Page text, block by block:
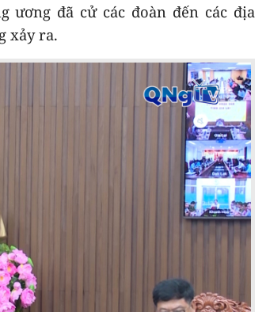
đã cử các đoàn đến các địa
xảy ra.